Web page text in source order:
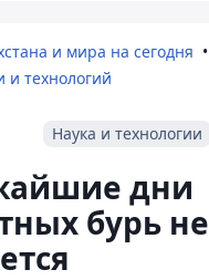
и мира на сегодня
и технологий
Наука и технологии
дни
бурь не